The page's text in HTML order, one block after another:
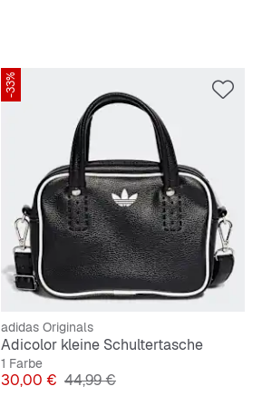
-33%
adidas Originals
Adicolor kleine Schultertasche
1 Farbe
Preis
30,00 € Originalpreis
44,99 €